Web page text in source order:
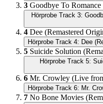
3 Goodbye To
Hörprobe Track 3:
4 Dee (Remastered
Hörprobe Track 4: Dee
5 Suicide Solution
Hörprobe Track 5:
6 Mr. Crowley (Live
Hörprobe Track 6: Mr.
7 No Bone Movies